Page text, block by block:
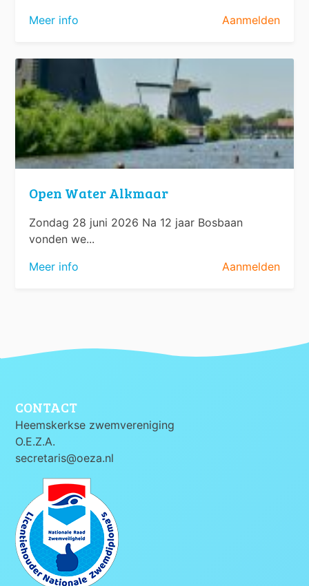
Meer info
Aanmelden
Open Water Alkmaar
Zondag 28 juni 2026 Na 12 jaar Bosbaan
vonden we...
Meer info
Aanmelden
CONTACT
Heemskerkse zwemvereniging
O.E.Z.A.
secretaris@oeza.nl